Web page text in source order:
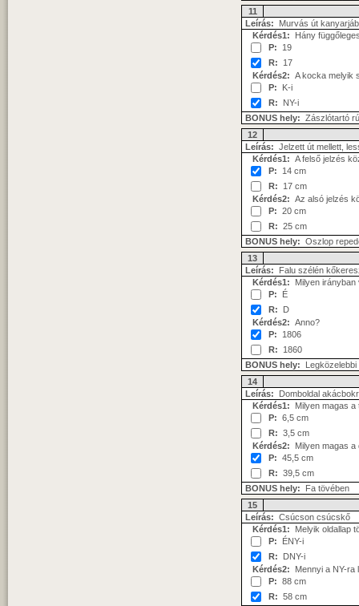
11
Leírás: Murvás út
Kérdés1: Hány
P: 19
R: 17
Kérdés2: A kocka melyik
P: K-i
R: NY-i
BONUS hely: Zászlótartó
12
Leírás: Jelzett út mellett,
Kérdés1: A felső jelzés
P: 14 cm
R: 17 cm
Kérdés2: Az alsó jelzés
P: 20 cm
R: 25 cm
BONUS hely: Oszlop
13
Leírás: Falu szélén
Kérdés1: Milyen
P: É
R: D
Kérdés2: Anno?
P: 1806
R: 1860
BONUS hely:
14
Leírás: Domboldal
Kérdés1: Milyen magas
P: 6,5 cm
R: 3,5 cm
Kérdés2: Milyen magas
P: 45,5 cm
R: 39,5 cm
BONUS hely: Fa tövében
15
Leírás: Csúcson csúcskő
Kérdés1: Melyik oldallap
P: ÉNY-i
R: DNY-i
Kérdés2: Mennyi a NY-ra
P: 88 cm
R: 58 cm